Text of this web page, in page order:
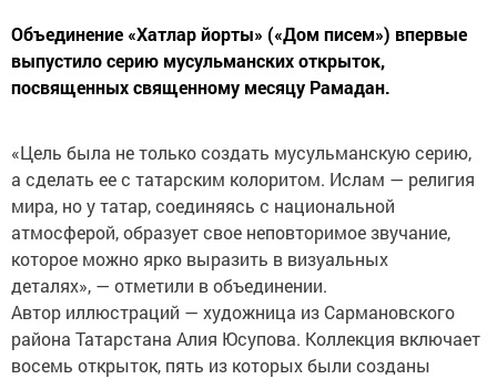
Объединение «Хатлар йорты» («Дом писем») впервые
выпустило серию мусульманских открыток,
посвященных священному месяцу Рамадан.
«Цель была не только создать мусульманскую серию,
а сделать ее с татарским колоритом. Ислам — религия
мира, но у татар, соединяясь с национальной
атмосферой, образует свое неповторимое звучание,
которое можно ярко выразить в визуальных
деталях», — отметили в объединении.
Автор иллюстраций — художница из Сармановского
района Татарстана Алия Юсупова. Коллекция включает
восемь открыток, пять из которых были созданы